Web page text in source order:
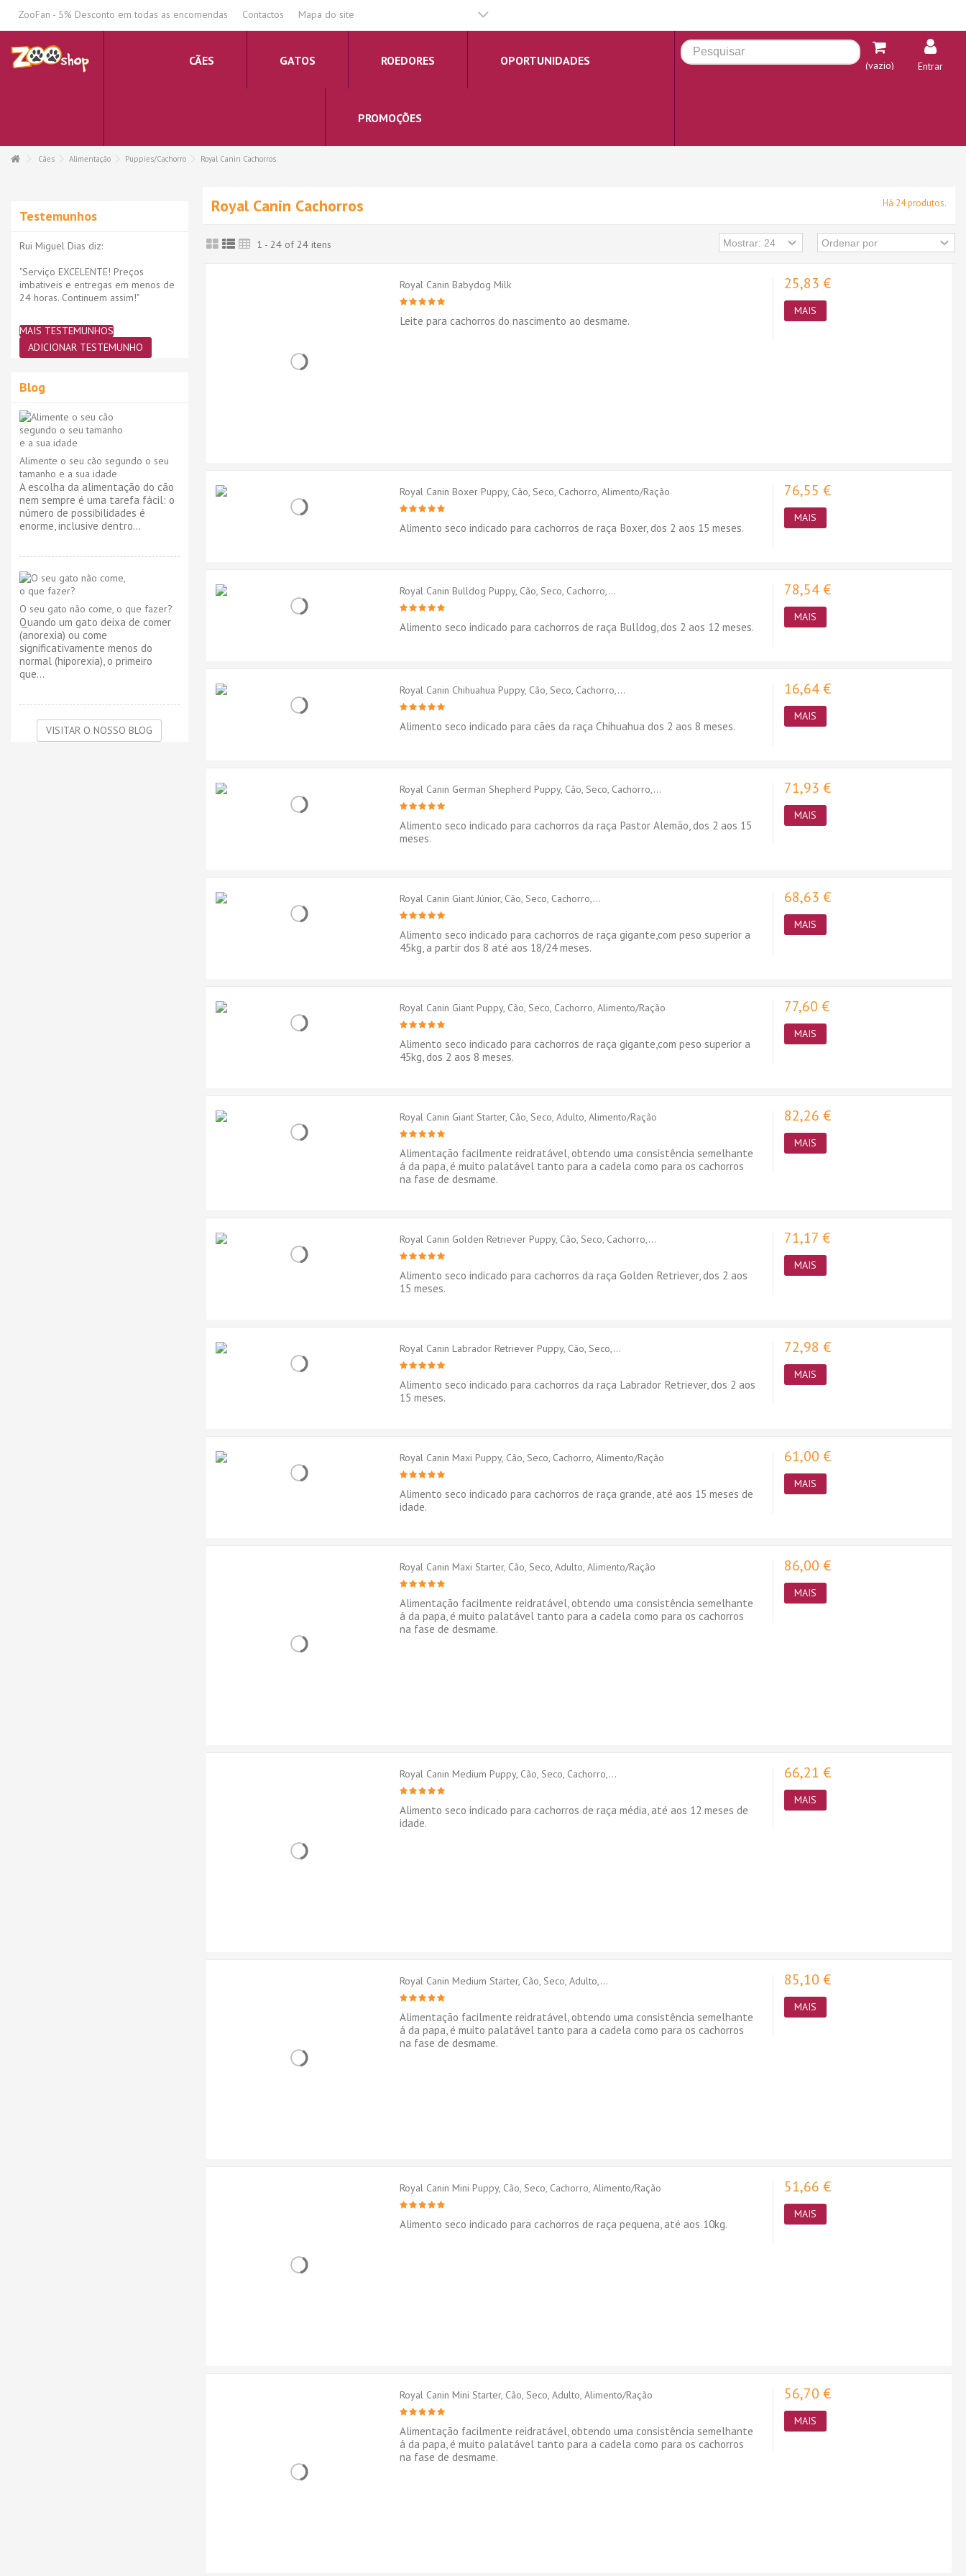
ZooFan - 5% Desconto em todas as encomendas Contactos Mapa do site
CÃES GATOS ROEDORES OPORTUNIDADES
PROMOÇÕES
(vazio) Entrar
Cães Alimentação Puppies/Cachorro Royal Canin Cachorros
Royal Canin Cachorros Há 24 produtos.
1 - 24 of 24 itens
Royal Canin Babydog Milk
Leite para cachorros do nascimento ao desmame.
25,83 €
MAIS
Royal Canin Boxer Puppy, Cão, Seco, Cachorro, Alimento/Ração
Alimento seco indicado para cachorros de raça Boxer, dos 2 aos 15 meses.
76,55 €
MAIS
Royal Canin Bulldog Puppy, Cão, Seco, Cachorro,...
Alimento seco indicado para cachorros de raça Bulldog, dos 2 aos 12 meses.
78,54 €
MAIS
Royal Canin Chihuahua Puppy, Cão, Seco, Cachorro,...
Alimento seco indicado para cães da raça Chihuahua dos 2 aos 8 meses.
16,64 €
MAIS
Royal Canin German Shepherd Puppy, Cão, Seco, Cachorro,...
Alimento seco indicado para cachorros da raça Pastor Alemão, dos 2 aos 15
meses.
71,93 €
MAIS
Royal Canin Giant Júnior, Cão, Seco, Cachorro,...
Alimento seco indicado para cachorros de raça gigante,com peso superior a
45kg, a partir dos 8 até aos 18/24 meses.
68,63 €
MAIS
Royal Canin Giant Puppy, Cão, Seco, Cachorro, Alimento/Ração
Alimento seco indicado para cachorros de raça gigante,com peso superior a
45kg, dos 2 aos 8 meses.
77,60 €
MAIS
Royal Canin Giant Starter, Cão, Seco, Adulto, Alimento/Ração
Alimentação facilmente reidratável, obtendo uma consistência semelhante
á da papa, é muito palatável tanto para a cadela como para os cachorros
na fase de desmame.
82,26 €
MAIS
Royal Canin Golden Retriever Puppy, Cão, Seco, Cachorro,...
Alimento seco indicado para cachorros da raça Golden Retriever, dos 2 aos
15 meses.
71,17 €
MAIS
Royal Canin Labrador Retriever Puppy, Cão, Seco,...
Alimento seco indicado para cachorros da raça Labrador Retriever, dos 2 aos
15 meses.
72,98 €
MAIS
Royal Canin Maxi Puppy, Cão, Seco, Cachorro, Alimento/Ração
Alimento seco indicado para cachorros de raça grande, até aos 15 meses de
idade.
61,00 €
MAIS
Royal Canin Maxi Starter, Cão, Seco, Adulto, Alimento/Ração
Alimentação facilmente reidratável, obtendo uma consistência semelhante
á da papa, é muito palatável tanto para a cadela como para os cachorros
na fase de desmame.
86,00 €
MAIS
Royal Canin Medium Puppy, Cão, Seco, Cachorro,...
Alimento seco indicado para cachorros de raça média, até aos 12 meses de
idade.
66,21 €
MAIS
Royal Canin Medium Starter, Cão, Seco, Adulto,...
Alimentação facilmente reidratável, obtendo uma consistência semelhante
á da papa, é muito palatável tanto para a cadela como para os cachorros
na fase de desmame.
85,10 €
MAIS
Royal Canin Mini Puppy, Cão, Seco, Cachorro, Alimento/Ração
Alimento seco indicado para cachorros de raça pequena, até aos 10kg.
51,66 €
MAIS
Royal Canin Mini Starter, Cão, Seco, Adulto, Alimento/Ração
Alimentação facilmente reidratável, obtendo uma consistência semelhante
á da papa, é muito palatável tanto para a cadela como para os cachorros
na fase de desmame.
56,70 €
MAIS
Testemunhos
Rui Miguel Dias diz:
"Serviço EXCELENTE! Preços
imbativeis e entregas em menos de
24 horas. Continuem assim!"
MAIS TESTEMUNHOS
ADICIONAR TESTEMUNHO
Blog
Alimente o seu cão segundo o seu
tamanho e a sua idade
A escolha da alimentação do cão
nem sempre é uma tarefa fácil: o
número de possibilidades é
enorme, inclusive dentro...
O seu gato não come, o que fazer?
Quando um gato deixa de comer
(anorexia) ou come
significativamente menos do
normal (hiporexia), o primeiro
que...
VISITAR O NOSSO BLOG